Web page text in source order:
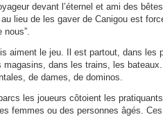
devant l’éternel et ami des
lieu de les gaver de Canigou est
nous”.
aiment le jeu. Il est partout, dans les
magasins, dans les trains, les
de dames, de dominos.
les joueurs côtoient les
femmes ou des personnes âgés.